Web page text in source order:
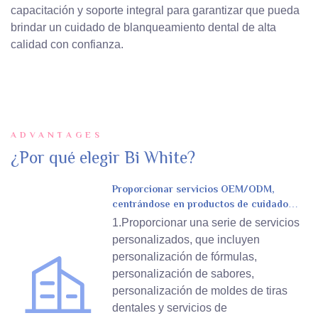
capacitación y soporte integral para garantizar que pueda
brindar un cuidado de blanqueamiento dental de alta
calidad con confianza.
ADVANTAGES
¿Por qué elegir Bi White?
Proporcionar servicios OEM/ODM,
centrándose en productos de cuidado
personal
1.Proporcionar una serie de servicios
personalizados, que incluyen
personalización de fórmulas,
personalización de sabores,
personalización de moldes de tiras
dentales y servicios de